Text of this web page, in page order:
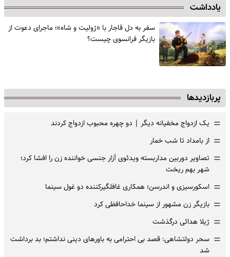
یادداشت
سفر به دل قاجار با «ژولیت و شاه»؛ ماجرای دعوت از
‌بازیگر فرانسوی چیست؟
پربازدیدها
= یک ازدواج مخفیانه دیگر | دو چهره محبوب ازدواج کردند
= از بامداد تا شب خمار
= تصاویر دوربین مداربسته ویدئوی آزار جنسی خواننده زن را افشا کرد؛
شهر بهم ریخت
= اسکورسیزی و اندرسن؛ همکاری غافلگیرکننده دو غول سینما
= بازیگر زن مشهور از سینما خداحافظی کرد
= ژیلا هدائی درگذشت
= سحر دولتشاهی: قصد بی احترامی به باورهای دینی نداشتم؛ بد برداشت
شد